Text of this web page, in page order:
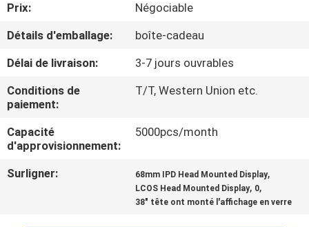
CONTRÔLE
DE
QUALITÉ
NOUVELLES
CAS
Prix:
Négociable
Détails d'emballage:
boîte-cadeau
Délai de livraison:
3-7 jours ouvrables
Conditions de
paiement:
T/T, Western Union etc.
Capacité
d'approvisionnement:
5000pcs/month
Surligner: 68mm IPD Head Mounted Display,
LCOS Head Mounted Display, 0,
38" tête ont monté l'affichage en verre